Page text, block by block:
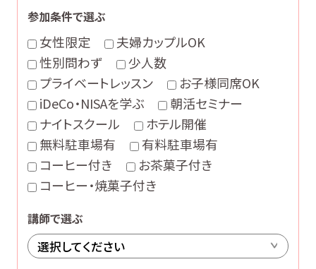
参加条件で選ぶ
女性限定
夫婦カップルOK
性別問わず
少人数
プライベートレッスン
お子様同席OK
iDeCo・NISAを学ぶ
朝活セミナー
ナイトスクール
ホテル開催
無料駐車場有
有料駐車場有
コーヒー付き
お茶菓子付き
コーヒー・焼菓子付き
講師で選ぶ